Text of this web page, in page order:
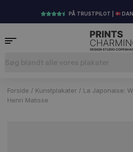
PÅ TRUSTPILOT |
Forside / Kunstplakater / La Japonaise:
Henri Matisse